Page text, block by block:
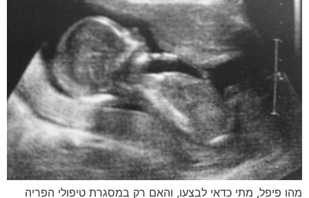
מהו פיפל, מתי כדאי לבצעו, והאם רק במסגרת טיפולי הפריה